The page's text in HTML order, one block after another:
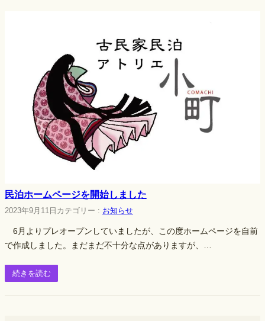
民泊ホームページを開始しました
2023年9月11日 カテゴリー : お知らせ
6月よりプレオープンしていましたが、この度ホームページを自前
で作成しました。まだまだ不十分な点がありますが、…
続きを読む